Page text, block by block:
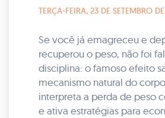
TERÇA-FEIRA, 23 DE SETEMBRO
Se você já emagreceu e
recuperou o peso, não foi
disciplina: o famoso efeito
mecanismo natural do
interpreta a perda de peso
e ativa estratégias para